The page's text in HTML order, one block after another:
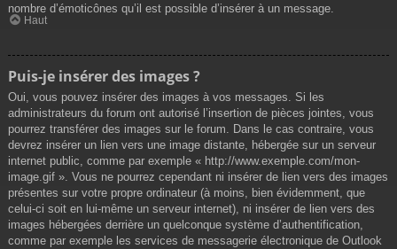
nombre d’émoticônes qu’il est possible d’insérer à un message.
Haut
Puis-je insérer des images ?
Oui, vous pouvez insérer des images à vos messages. Si les
administrateurs du forum ont autorisé l’insertion de pièces jointes, vous
pourrez transférer des images sur le forum. Dans le cas contraire, vous
devrez insérer un lien vers une image distante, hébergée sur un serveur
internet public, comme par exemple « http://www.exemple.com/mon-
image.gif ». Vous ne pourrez cependant ni insérer de lien vers des images
présentes sur votre propre ordinateur (à moins, bien évidemment, que
celui-ci soit en lui-même un serveur internet), ni insérer de lien vers des
images hébergées derrière un quelconque système d’authentification,
comme par exemple les services de messagerie électronique de Outlook